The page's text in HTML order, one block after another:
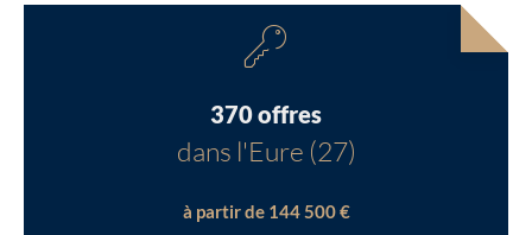
370 offres
dans l'Eure (27)
à partir de 144 500 €